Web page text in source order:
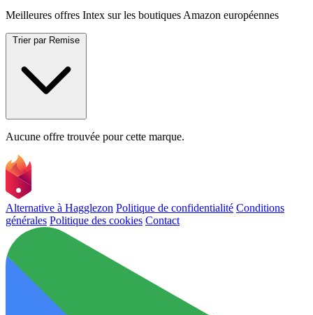
Meilleures offres Intex sur les boutiques Amazon européennes
Trier par Remise
Aucune offre trouvée pour cette marque.
Alternative à Hagglezon Politique de confidentialité Conditions
générales Politique des cookies Contact